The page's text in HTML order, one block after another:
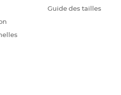
Guide des tailles